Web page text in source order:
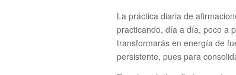
La práctica diaria de
practicando, día a día, poco a
transformarás en energía de
persistente, pues para